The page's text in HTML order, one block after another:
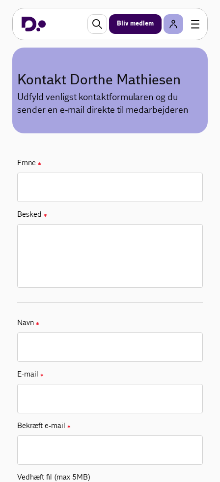
Bliv medlem
Kontakt Dorthe Mathiesen
Udfyld venligst kontaktformularen og du
sender en e-mail direkte til medarbejderen
Emne ✱
Besked ✱
Navn ✱
E-mail ✱
Bekræft e-mail ✱
Vedhæft fil (max 5MB)